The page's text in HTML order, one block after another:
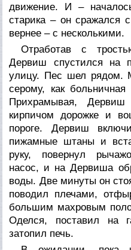
движение. И –
старика – он сражался
вернее – с несколькими.
Отработав с
Дервиш спустился на
улицу. Пес шел рядом.
серому, как
Прихрамывая,
кирпичом дорожке и
пороге. Дервиш
пижамные штаны и
руку, повернул
насос, и на Дервиша
воды. Две минуты он
поводил плечами,
большим махровым
Оделся, поставил на
затопил печь.